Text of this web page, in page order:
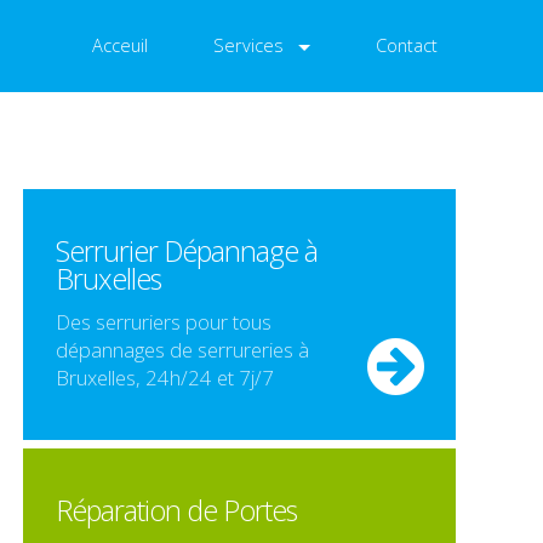
Acceuil Services Contact
Serrurier Dépannage à
Bruxelles
Des serruriers pour tous
dépannages de serrureries à
Bruxelles, 24h/24 et 7j/7
Réparation de Portes